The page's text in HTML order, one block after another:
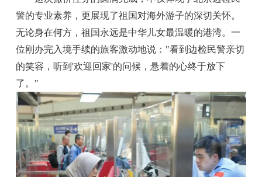
警的专业素养，更展现了祖国对海外游子的深切关怀。
无论身在何方，祖国永远是中华儿女最温暖的港湾。一
位刚办完入境手续的旅客激动地说："看到边检民警亲切
的笑容，听到'欢迎回家'的问候，悬着的心终于放下
了。"